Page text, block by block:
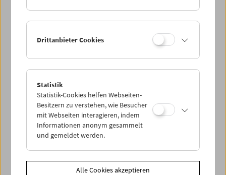
Sa 25.9.
PROGRAMM ÜBERBLICK
Drittanbieter Cookies
Statistik
Statistik-Cookies helfen Webseiten-
Besitzern zu verstehen, wie Besucher
mit Webseiten interagieren, indem
Informationen anonym gesammelt
und gemeldet werden.
Alle Cookies akzeptieren